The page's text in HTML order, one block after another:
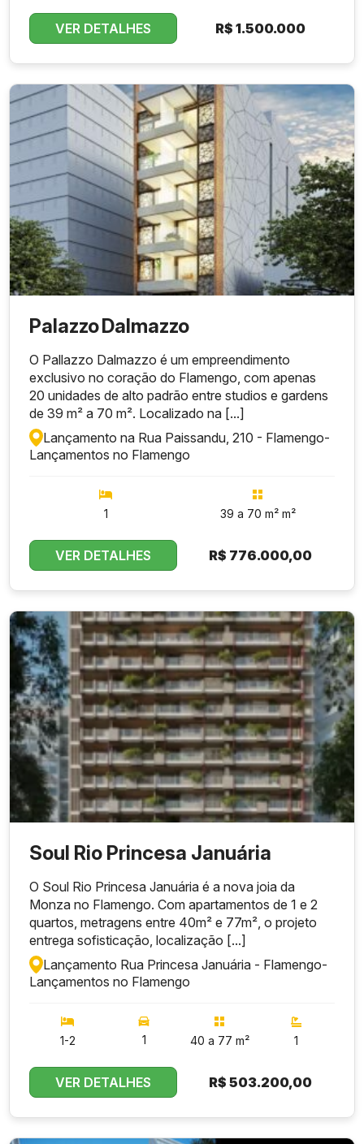
Garden
unidades
m²
com área
indicadas
busca mais
espaço
Cobertura
s
unidades
Metragem
não
detalhada
na página
oficial
consultad
a
Perfil
premium
dentro do
empreendi
mento
Rooftop com lazer
Piscina e sauna
Lavanderia compartilhada
VER DETALHES R$1.500.000
Palazzo Dalmazzo
O Pallazzo Dalmazzo é um empreendimento
exclusivo no coração do Flamengo, com apenas
20 unidades de alto padrão entre studios e gardens
de 39 m² a 70 m². Localizado na [...]
Lançamento na Rua Paissandu, 210 - Flamengo-
Lançamentos no Flamengo
1 39 a 70 m² m²
VER DETALHES R$ 776.000,00
Soul Rio Princesa Januária
O Soul Rio Princesa Januária é a nova joia da
Monza no Flamengo. Com apartamentos de 1 e 2
quartos, metragens entre 40m² e 77m², o projeto
entrega sofisticação, localização [...]
Lançamento Rua Princesa Januária - Flamengo-
Lançamentos no Flamengo
1-2 1 40 a 77 m² 1
VER DETALHES R$503.200,00